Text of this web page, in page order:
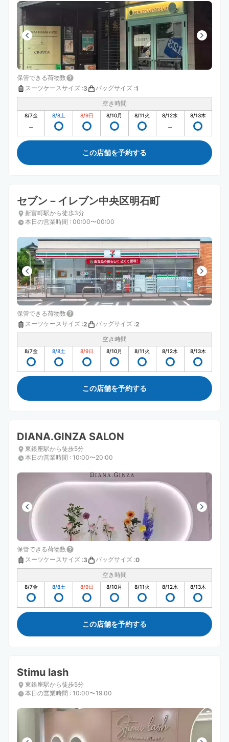
保管できる荷物数
スーツケースサイズ :3 バッグサイズ :1
空き時間
8/7金 8/8土 8/9日 8/10月 8/11火 8/12水 8/13木
この店舗を予約する
セブン－イレブン中央区明石町
新富町駅から徒歩3分
本日の営業時間 : 00:00〜00:00
保管できる荷物数
スーツケースサイズ :2 バッグサイズ :2
空き時間
8/7金 8/8土 8/9日 8/10月 8/11火 8/12水 8/13木
この店舗を予約する
DIANA.GINZA SALON
東銀座駅から徒歩5分
本日の営業時間 : 10:00〜20:00
保管できる荷物数
スーツケースサイズ :3 バッグサイズ :0
空き時間
8/7金 8/8土 8/9日 8/10月 8/11火 8/12水 8/13木
この店舗を予約する
Stimu lash
東銀座駅から徒歩5分
本日の営業時間 : 10:00〜19:00